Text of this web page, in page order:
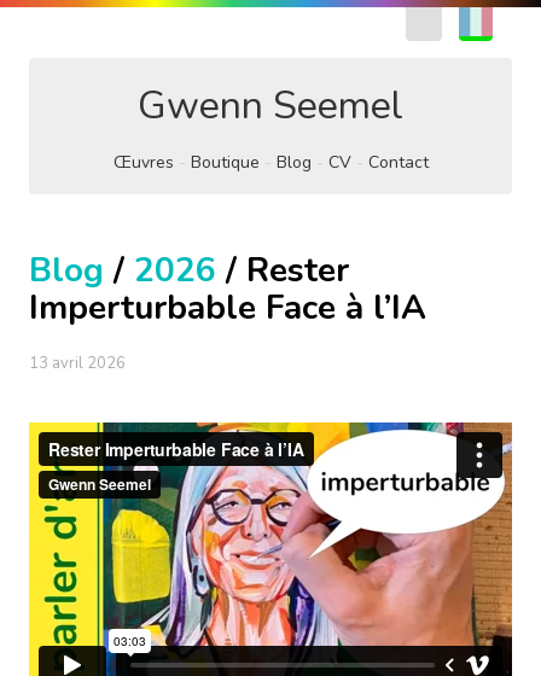
Gwenn Seemel
Œuvres Boutique Blog CV Contact
Blog / 2026 / Rester
Imperturbable Face à l’IA
13 avril 2026